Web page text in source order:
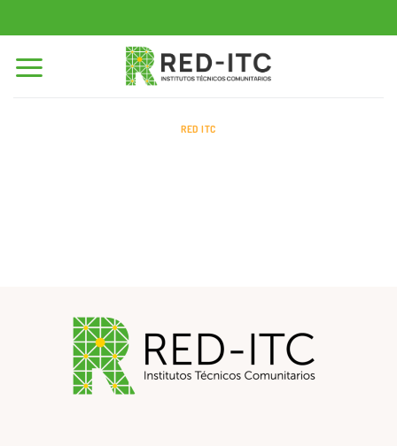
al
contenido
RED ITC